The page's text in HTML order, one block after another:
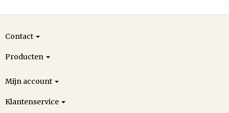
Contact
Producten
Mijn account
Klantenservice